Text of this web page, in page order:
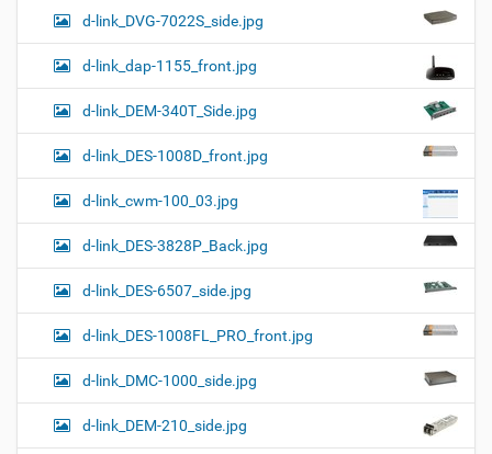
d-link_DVG-7022S_side.jpg
d-link_dap-1155_front.jpg
d-link_DEM-340T_Side.jpg
d-link_DES-1008D_front.jpg
d-link_cwm-100_03.jpg
d-link_DES-3828P_Back.jpg
d-link_DES-6507_side.jpg
d-link_DES-1008FL_PRO_front.jpg
d-link_DMC-1000_side.jpg
d-link_DEM-210_side.jpg